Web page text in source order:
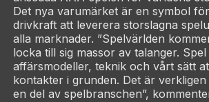
Det nya varumärket är en symbol
drivkraft att leverera storslagna
alla marknader. ”Spelvärlden
locka till sig massor av talanger.
affärsmodeller, teknik och vårt sätt
kontakter i grunden. Det är
en del av spelbranschen”,